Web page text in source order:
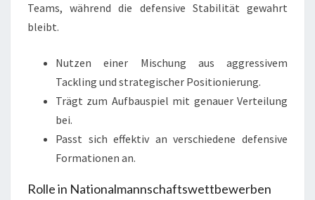
Teams, während die defensive Stabilität gewahrt
bleibt.
Nutzen einer Mischung aus aggressivem
Tackling und strategischer Positionierung.
Trägt zum Aufbauspiel mit genauer Verteilung
bei.
Passt sich effektiv an verschiedene defensive
Formationen an.
Rolle in Nationalmannschaftswettbewerben